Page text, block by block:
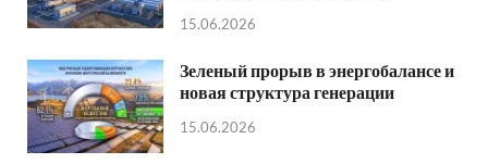
15.06.2026
Зеленый прорыв в энергобалансе и
новая структура генерации
15.06.2026